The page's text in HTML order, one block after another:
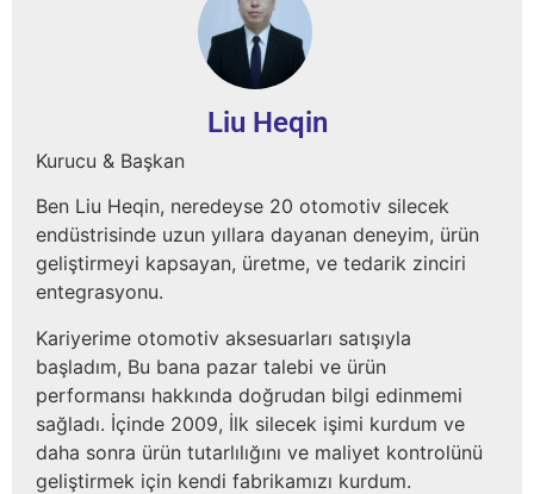
Liu Heqin
Kurucu & Başkan
Ben Liu Heqin, neredeyse 20 otomotiv silecek
endüstrisinde uzun yıllara dayanan deneyim, ürün
geliştirmeyi kapsayan, üretme, ve tedarik zinciri
entegrasyonu.
Kariyerime otomotiv aksesuarları satışıyla
başladım, Bu bana pazar talebi ve ürün
performansı hakkında doğrudan bilgi edinmemi
sağladı. İçinde 2009, İlk silecek işimi kurdum ve
daha sonra ürün tutarlılığını ve maliyet kontrolünü
geliştirmek için kendi fabrikamızı kurdum.